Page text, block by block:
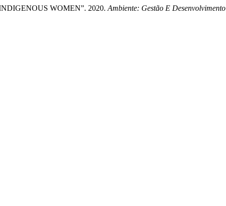
WOMEN”. 2020. Ambiente: Gestão E Desenvolvimento